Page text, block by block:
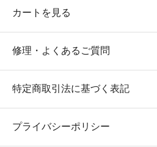
カートを見る
修理・よくあるご質問
特定商取引法に基づく表記
プライバシーポリシー